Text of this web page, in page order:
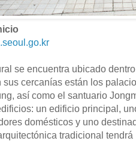
se encuentra ubicado
sus cercanías están los
así como el santuario
un edificio principal,
domésticos y uno
tradicional